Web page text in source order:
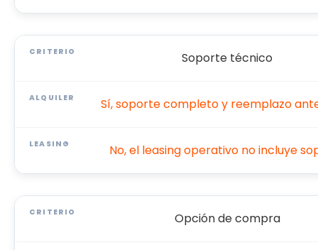
Soporte técnico
Sí, soporte completo y reemplazo
No, el leasing operativo no incluye
Opción de compra